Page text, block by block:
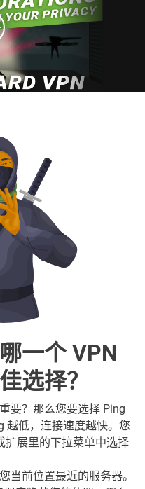
一个 VPN
选择？
要？那么您要选择 Ping
越低，连接速度越快。您
扩展里的下拉菜单中选择
当前位置最近的服务器。